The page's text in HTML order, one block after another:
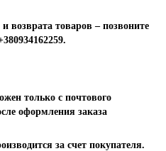
возврата товаров – позвоните
только с почтового
оформления заказа
за счет покупателя.